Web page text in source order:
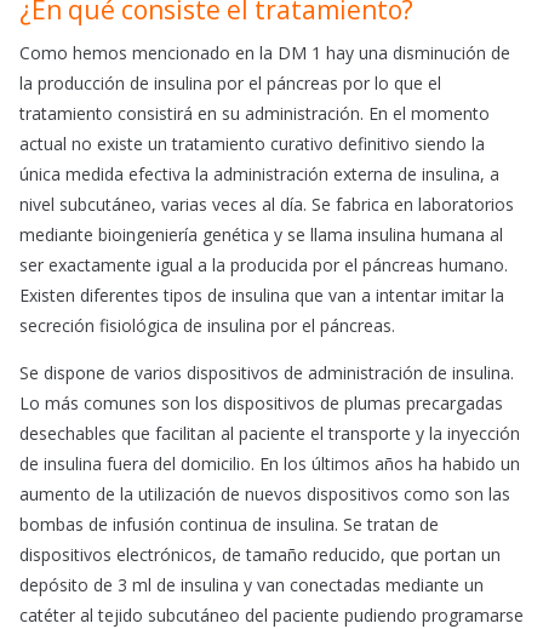
¿En qué consiste el tratamiento?
Como hemos mencionado en la DM 1 hay una disminución de
la producción de insulina por el páncreas por lo que el
tratamiento consistirá en su administración. En el momento
actual no existe un tratamiento curativo definitivo siendo la
única medida efectiva la administración externa de insulina, a
nivel subcutáneo, varias veces al día. Se fabrica en laboratorios
mediante bioingeniería genética y se llama insulina humana al
ser exactamente igual a la producida por el páncreas humano.
Existen diferentes tipos de insulina que van a intentar imitar la
secreción fisiológica de insulina por el páncreas.
Se dispone de varios dispositivos de administración de insulina.
Lo más comunes son los dispositivos de plumas precargadas
desechables que facilitan al paciente el transporte y la inyección
de insulina fuera del domicilio. En los últimos años ha habido un
aumento de la utilización de nuevos dispositivos como son las
bombas de infusión continua de insulina. Se tratan de
dispositivos electrónicos, de tamaño reducido, que portan un
depósito de 3 ml de insulina y van conectadas mediante un
catéter al tejido subcutáneo del paciente pudiendo programarse